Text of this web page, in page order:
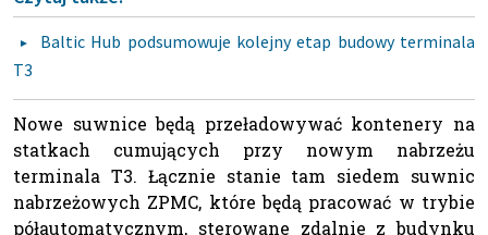
Baltic Hub podsumowuje kolejny etap budowy terminala
T3
Nowe suwnice będą przeładowywać kontenery na
statkach cumujących przy nowym nabrzeżu
terminala T3. Łącznie stanie tam siedem suwnic
nabrzeżowych ZPMC, które będą pracować w trybie
półautomatycznym, sterowane zdalnie z budynku